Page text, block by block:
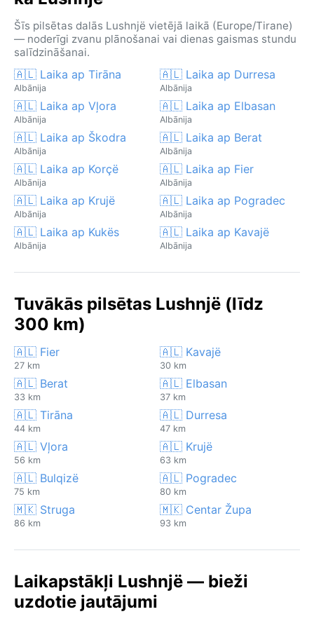
Šīs pilsētas dalās Lushnjë vietējā laikā (Europe/Tirane)
— noderīgi zvanu plānošanai vai dienas gaismas stundu
salīdzināšanai.
🇦🇱 Laika ap Tirāna
Albānija
🇦🇱 Laika ap Durresa
Albānija
🇦🇱 Laika ap Vļora
Albānija
🇦🇱 Laika ap Elbasan
Albānija
🇦🇱 Laika ap Škodra
Albānija
🇦🇱 Laika ap Berat
Albānija
🇦🇱 Laika ap Korçë
Albānija
🇦🇱 Laika ap Fier
Albānija
🇦🇱 Laika ap Krujë
Albānija
🇦🇱 Laika ap Pogradec
Albānija
🇦🇱 Laika ap Kukës
Albānija
🇦🇱 Laika ap Kavajë
Albānija
Tuvākās pilsētas Lushnjë (līdz
300 km)
🇦🇱 Fier
27 km
🇦🇱 Kavajë
30 km
🇦🇱 Berat
33 km
🇦🇱 Elbasan
37 km
🇦🇱 Tirāna
44 km
🇦🇱 Durresa
47 km
🇦🇱 Vļora
56 km
🇦🇱 Krujë
63 km
🇦🇱 Bulqizë
75 km
🇦🇱 Pogradec
80 km
🇲🇰 Struga
86 km
🇲🇰 Centar Župa
93 km
Laikapstākļi Lushnjë — bieži
uzdotie jautājumi